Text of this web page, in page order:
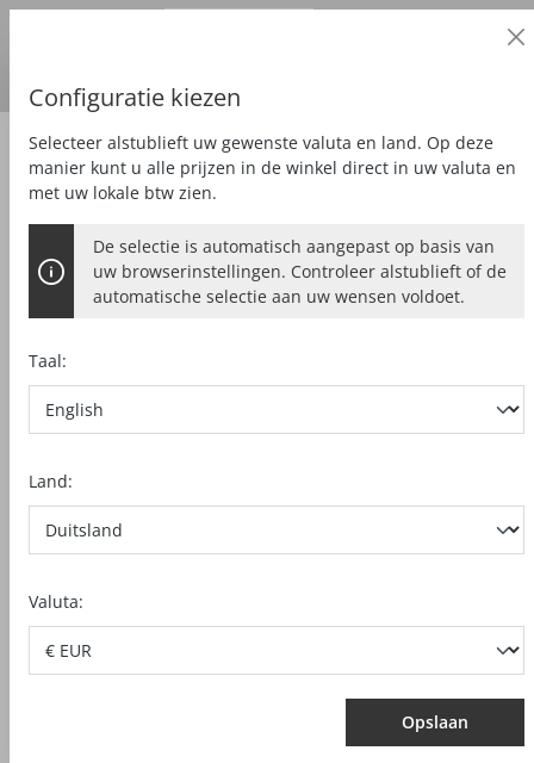
Speciaal Tassen
TAS VOOR GELEIDELINIALEN TZ-
Configuratie kiezen
Selecteer alstublieft uw gewenste valuta en land. Op deze
manier kunt u alle prijzen in de winkel direct in uw valuta en
met uw lokale btw zien.
De selectie is automatisch aangepast op basis van
uw browserinstellingen. Controleer alstublieft of de
automatische selectie aan uw wensen voldoet.
Taal:
Land:
Valuta:
Opslaan